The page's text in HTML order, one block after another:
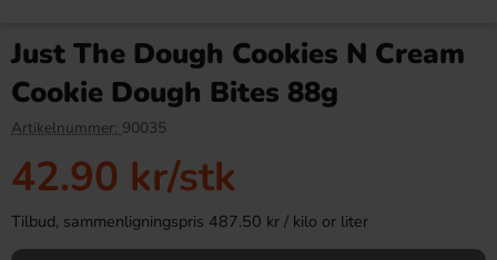
Mix 385g
Köp
40g(BF:2026-07-31)
Just The Dough Cookies N Cream
Cookie Dough Bites 88g
Artikelnummer: 90035
42.90 kr/stk
Tilbud, sammenligningspris 487.50 kr / kilo or liter